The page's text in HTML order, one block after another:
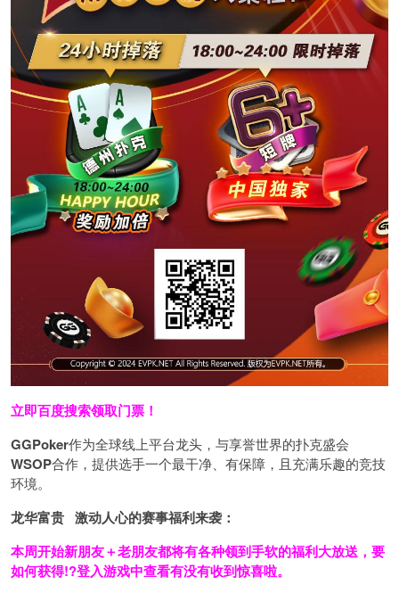
立即百度搜索领取门票！
GGPoker作为全球线上平台龙头，与享誉世界的扑克盛会
WSOP合作，提供选手一个最干净、有保障，且充满乐趣的竞技
环境。
龙华富贵 激动人心的赛事福利来袭：
本周开始新朋友＋老朋友都将有各种领到手软的福利大放送，要
如何获得!?登入游戏中查看有没有收到惊喜啦。